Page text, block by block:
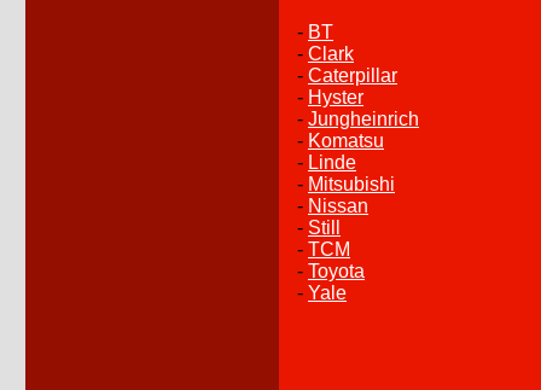
- BT
- Clark
- Caterpillar
- Hyster
- Jungheinrich
- Komatsu
- Linde
- Mitsubishi
- Nissan
- Still
- TCM
- Toyota
- Yale